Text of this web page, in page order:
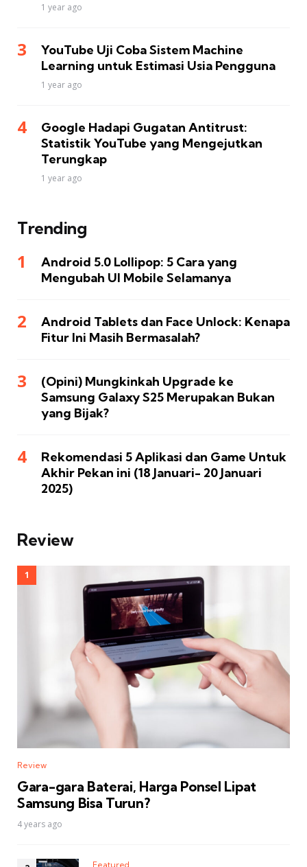
1 year ago
YouTube Uji Coba Sistem Machine
Learning untuk Estimasi Usia Pengguna
1 year ago
Google Hadapi Gugatan Antitrust:
Statistik YouTube yang Mengejutkan
Terungkap
1 year ago
Trending
Android 5.0 Lollipop: 5 Cara yang
Mengubah UI Mobile Selamanya
Android Tablets dan Face Unlock: Kenapa
Fitur Ini Masih Bermasalah?
(Opini) Mungkinkah Upgrade ke
Samsung Galaxy S25 Merupakan Bukan
yang Bijak?
Rekomendasi 5 Aplikasi dan Game Untuk
Akhir Pekan ini (18 Januari- 20 Januari
2025)
Review
Review
Gara-gara Baterai, Harga Ponsel Lipat
Samsung Bisa Turun?
4 years ago
Featured